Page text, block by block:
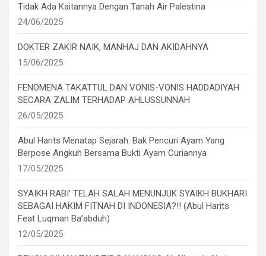
Tidak Ada Kaitannya Dengan Tanah Air Palestina
24/06/2025
DOKTER ZAKIR NAIK, MANHAJ DAN AKIDAHNYA
15/06/2025
FENOMENA TAKATTUL DAN VONIS-VONIS HADDADIYAH
SECARA ZALIM TERHADAP AHLUSSUNNAH
26/05/2025
Abul Harits Menatap Sejarah: Bak Pencuri Ayam Yang
Berpose Angkuh Bersama Bukti Ayam Curiannya
17/05/2025
SYAIKH RABI’ TELAH SALAH MENUNJUK SYAIKH BUKHARI
SEBAGAI HAKIM FITNAH DI INDONESIA?!! (Abul Harits
Feat Luqman Ba’abduh)
12/05/2025